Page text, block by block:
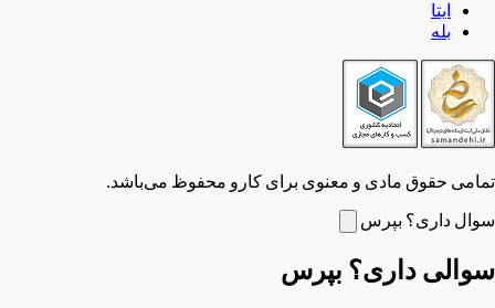
ایتا
بله
تمامی حقوق مادی و معنوی برای کارو محفوظ می‌باشد.
سوال داری؟ بپرس
سوالی داری؟ بپرس